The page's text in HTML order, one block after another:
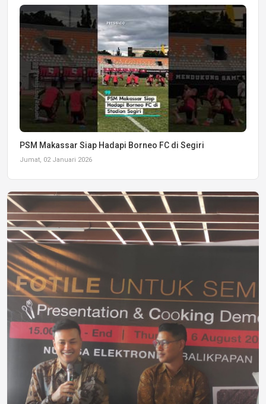
PSM Makassar Siap Hadapi Borneo FC di Segiri
Jumat, 02 Januari 2026